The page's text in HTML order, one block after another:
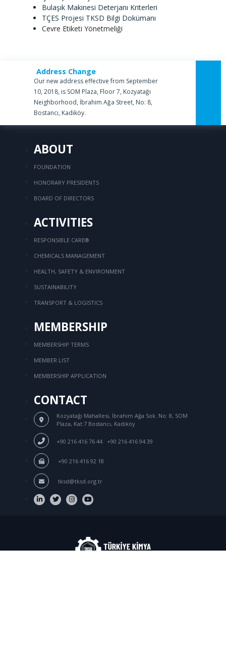
Bulaşık Makinesi Deterjanı Kriterleri
TÇES Projesi TKSD Bilgi Dokümanı
Cevre Etiketi Yönetmeliği
Address Change
Our new address effective from September
10, 2018, is SOM Plaza, Floor 7, Kozyatağı
Neighborhood, İbrahim Ağa Street, No: 8,
Bostancı, Kadıköy.
ABOUT
FOUNDATION
HONORARY PRESIDENTS
BOARD OF DIRECTORS
ACTIVITIES
RESPONSIBLE CARE®
CHEMICALS MANAGEMENT
HEALTH, SAFETY & ENVIRONMENT
SUSTAINABILITY
TRANSPORT & LOGISTICS
MEMBERSHIP
MEMBERSHIP TERMS
MEMBER LIST
MEMBERSHIP APPLICATION
CONTACT
Kozyatağı Mahallesi, İbrahim Ağa Sok. No: 8, SOM
Plaza, Kat:7 Bostancı, Kadıköy
+90 216 416 76 44 +90 216 416 94 39
+90 216 416 92 18
tksd@tksd.org.tr